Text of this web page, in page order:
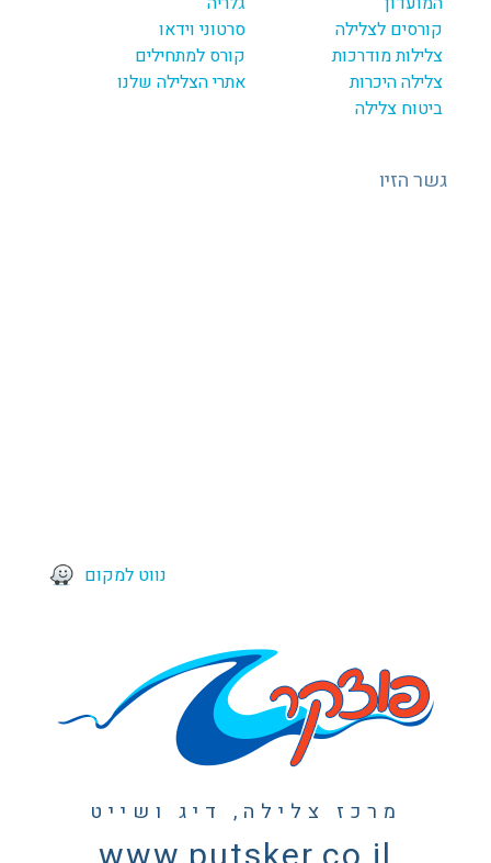
קורסים לצלילה
צלילות מודרכות
צלילה היכרות
ביטוח צלילה
סרטוני וידאו
קורס למתחילים
אתרי הצלילה שלנו
גשר הזיו
נווט למקום
מרכז צלילה, דיג ושייט